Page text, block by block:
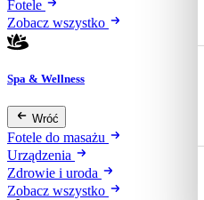
Fotele
Zobacz wszystko
Spa & Wellness
Wróć
Fotele do masażu
Urządzenia
Zdrowie i uroda
Zobacz wszystko